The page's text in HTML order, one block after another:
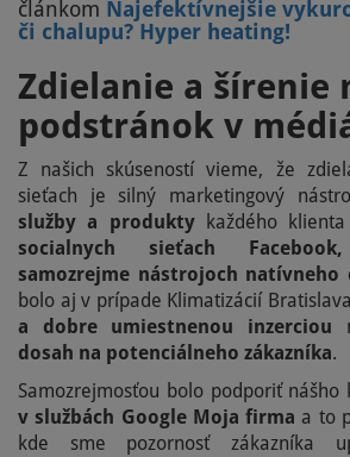
článkom Najefektívnejšie
či chalupu? Hyper heating!​
Zdielanie a šírenie
podstránok v
Z našich skúseností vieme, že
sieťach je silný marketingový
služby a produktykaždého klienta
socialnych sieťach
samozrejme nástrojoch
bolo aj v prípade Klimatizácií
a dobre umiestnenou inzerciou
dosah na potenciálneho zákazníka.
Samozrejmosťou bolo podporiť nášho
v službách Google Moja firma a to
kde sme pozornosť zákazníka